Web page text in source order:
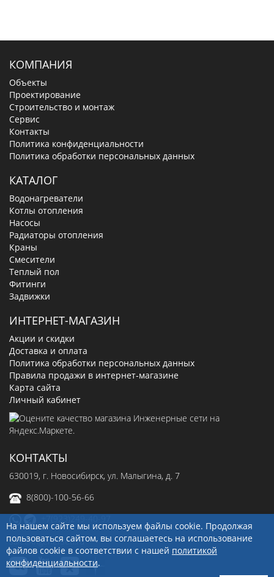
КОМПАНИЯ
Объекты
Проектирование
Строительство и монтаж
Сервис
Контакты
Политика конфиденциальности
Политика обработки персональных данных
КАТАЛОГ
Водонагреватели
Котлы отопления
Насосы
Радиаторы отопления
Краны
Смесители
Теплый пол
Фитинги
Задвижки
ИНТЕРНЕТ-МАГАЗИН
Акции и скидки
Доставка и оплата
Политика обработки персональных данных
Правила продажи в интернет-магазине
Карта сайта
Личный кабинет
КОНТАКТЫ
630019, г. Новосибирск, ул. Малыгина, д. 7
8(800)-100-56-66
sale@ingenerseti.ru
На нашем сайте мы используем файлы cookie. Продолжая
пользоваться сайтом, вы соглашаетесь на использование
файлов cookie в соответствии с нашей политикой
конфиденциальности.